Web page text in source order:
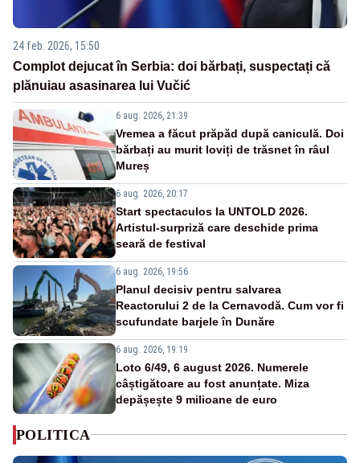
24 feb. 2026, 15:50
Complot dejucat în Serbia: doi bărbați, suspectați că
plănuiau asasinarea lui Vučić
6 aug. 2026, 21:39
Vremea a făcut prăpăd după caniculă. Doi
bărbați au murit loviți de trăsnet în râul
Mureș
6 aug. 2026, 20:17
Start spectaculos la UNTOLD 2026.
Artistul-surpriză care deschide prima
seară de festival
6 aug. 2026, 19:56
Planul decisiv pentru salvarea
Reactorului 2 de la Cernavodă. Cum vor fi
scufundate barjele în Dunăre
6 aug. 2026, 19:19
Loto 6/49, 6 august 2026. Numerele
câștigătoare au fost anunțate. Miza
depășește 9 milioane de euro
POLITICA